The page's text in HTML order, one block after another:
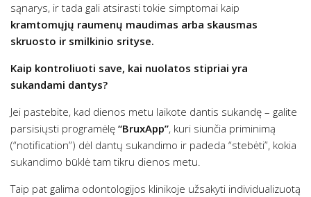
sąnarys, ir tada gali atsirasti tokie simptomai kaip
kramtomųjų raumenų maudimas arba skausmas
skruosto ir smilkinio srityse.
Kaip kontroliuoti save, kai nuolatos stipriai yra
sukandami dantys?
Jei pastebite, kad dienos metu laikote dantis sukandę – galite
parsisiųsti programėlę “BruxApp”, kuri siunčia priminimą
(“notification”) dėl dantų sukandimo ir padeda “stebėti”, kokia
sukandimo būklė tam tikru dienos metu.
Taip pat galima odontologijos klinikoje užsakyti individualizuotą